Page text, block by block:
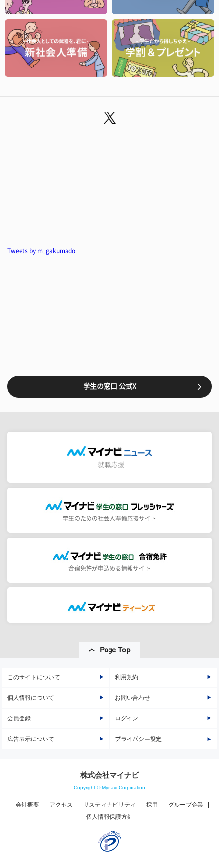
Tweets by m_gakumado
学生の窓口 公式X
学生のための社会人準備応援サイト
合宿免許が申込める情報サイト
Page Top
このサイトについて 利用規約
個人情報について お問い合わせ
会員登録 ログイン
広告表示について プライバシー設定
株式会社マイナビ
Copyright © Mynavi Corporation
会社概要 アクセス サスティナビリティ 採用
グループ企業
個人情報保護方針